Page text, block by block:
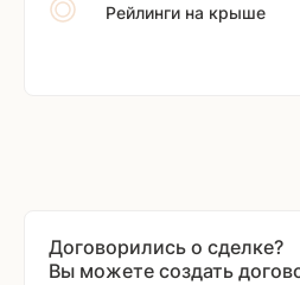
Рейлинги на крыше
Договорились о сделке?
Вы можете создать